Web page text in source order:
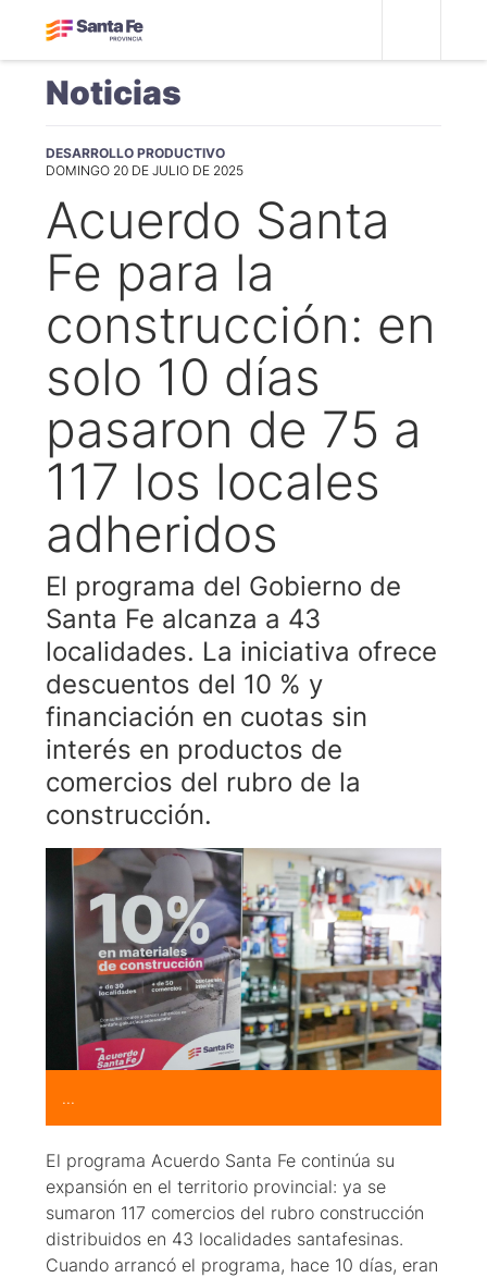
Noticias
DESARROLLO PRODUCTIVO
DOMINGO 20 DE JULIO DE 2025
Acuerdo Santa
Fe para la
construcción: en
solo 10 días
pasaron de 75 a
117 los locales
adheridos
El programa del Gobierno de
Santa Fe alcanza a 43
localidades. La iniciativa ofrece
descuentos del 10 % y
financiación en cuotas sin
interés en productos de
comercios del rubro de la
construcción.
...
El programa Acuerdo Santa Fe continúa su
expansión en el territorio provincial: ya se
sumaron 117 comercios del rubro construcción
distribuidos en 43 localidades santafesinas.
Cuando arrancó el programa, hace 10 días, eran